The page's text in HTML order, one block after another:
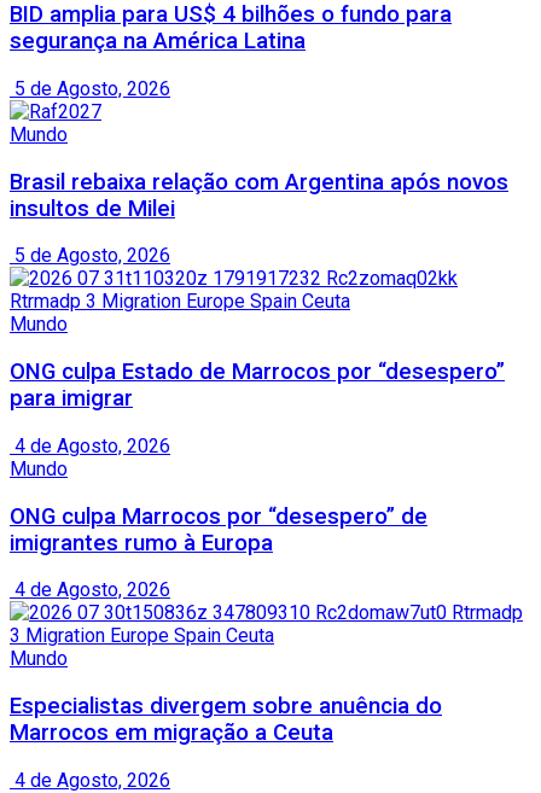
BID amplia para US$ 4 bilhões o fundo para
segurança na América Latina
5 de Agosto, 2026
Mundo
Brasil rebaixa relação com Argentina após novos
insultos de Milei
5 de Agosto, 2026
Mundo
ONG culpa Estado de Marrocos por “desespero”
para imigrar
4 de Agosto, 2026
Mundo
ONG culpa Marrocos por “desespero” de
imigrantes rumo à Europa
4 de Agosto, 2026
Mundo
Especialistas divergem sobre anuência do
Marrocos em migração a Ceuta
4 de Agosto, 2026